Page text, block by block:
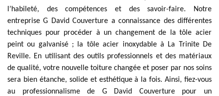
l’habileté, des compétences et des savoir-faire. Notre
entreprise G David Couverture a connaissance des différentes
techniques pour procéder à un changement de la tôle acier
peint ou galvanisé ; la tôle acier inoxydable à La Trinite De
Reville. En utilisant des outils professionnels et des matériaux
de qualité, votre nouvelle toiture changée et poser par nos soins
sera bien étanche, solide et esthétique à la fois. Ainsi, fiez-vous
au professionnalisme de G David Couverture pour un